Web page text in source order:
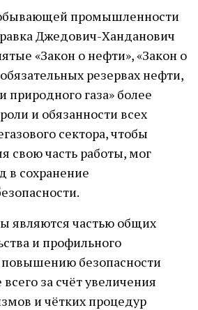
промышленности
Джедович-Ханданович
«Закон о нефти», «Закон о
резервах нефти,
природного газа» более
и обязанности всех
сектора, чтобы
свою часть работы, мог
в сохранение
являются частью общих
и профильного
безопасности
за счёт увеличения
и чётких процедур